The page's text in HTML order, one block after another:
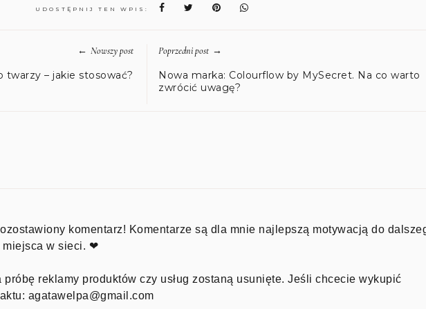
UDOSTĘPNIJ TEN WPIS:
← Nowszy post
twarzy – jakie stosować?
Poprzedni post →
Nowa marka: Colourflow by MySecret. Na co warto
zwrócić uwagę?
komentarz! Komentarze są dla mnie najlepszą motywacją do
miejsca w sieci. ❤
próbę reklamy produktów czy usług zostaną usunięte. Jeśli chcecie wykupić
agatawelpa@gmail.com